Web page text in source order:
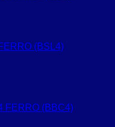
(BSL4)